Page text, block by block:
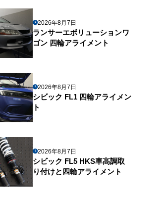
2026年8月7日
ランサーエボリューションワ
ゴン 四輪アライメント
2026年8月7日
シビック FL1 四輪アライメン
ト
2026年8月7日
シビック FL5 HKS車高調取
り付けと四輪アライメント